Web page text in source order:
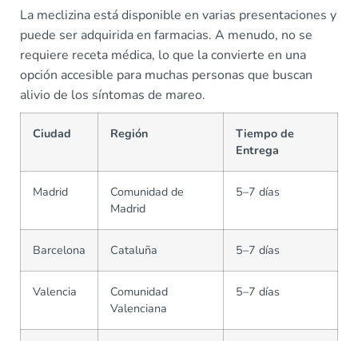
La meclizina está disponible en varias presentaciones y
puede ser adquirida en farmacias. A menudo, no se
requiere receta médica, lo que la convierte en una
opción accesible para muchas personas que buscan
alivio de los síntomas de mareo.
Ciudad Región
Tiempo de
Entrega
Madrid
Comunidad de
Madrid
5–7 días
Barcelona Cataluña 5–7 días
Valencia
Comunidad
Valenciana
5–7 días